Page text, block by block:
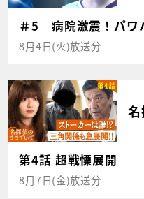
＃5 病院激震！パワ
8月4日(火)放送分
第4話 超戦慄展開
8月7日(金)放送分